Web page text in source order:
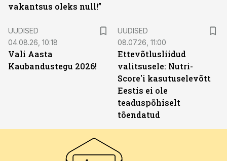
vakantsus oleks null!”
UUDISED
04.08.26, 10:18
Vali Aasta
Kaubandustegu 2026!
UUDISED
08.07.26, 11:00
Ettevõtlusliidud
valitsusele: Nutri-
Score'i kasutuselevõtt
Eestis ei ole
teaduspõhiselt
tõendatud